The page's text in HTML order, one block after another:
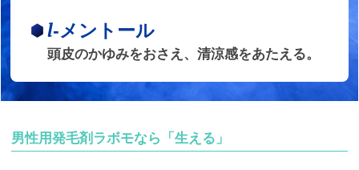
l-メントール
頭皮のかゆみをおさえ、清涼感をあたえる。
男性用発毛剤ラボモなら「生える」